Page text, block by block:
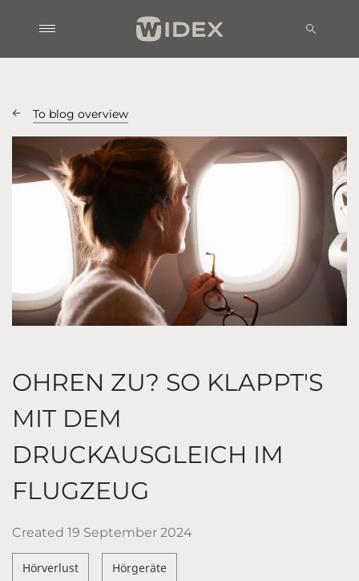
To blog overview
OHREN ZU? SO KLAPPT'S
MIT DEM
DRUCKAUSGLEICH IM
FLUGZEUG
Created 19 September 2024
Hörverlust Hörgeräte